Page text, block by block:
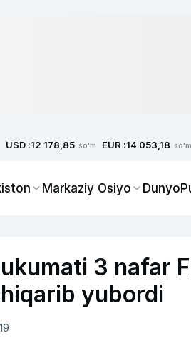
USD :12 178,85 so'm EUR :14 053,18 so'm
Markaziy Osiyo Dunyo
3 nafar
yubordi